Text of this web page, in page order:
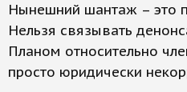
Нынешний шантаж – это
Нельзя связывать
Планом относительно
просто юридически